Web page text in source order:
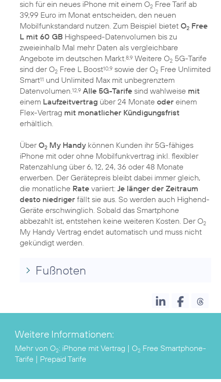
sich für ein neues iPhone mit einem O2 Free Tarif ab
39,99 Euro im Monat entscheiden, den neuen
Mobilfunkstandard nutzen. Zum Beispiel bietet O2 Free
L mit 60 GB Highspeed-Datenvolumen bis zu
zweieinhalb Mal mehr Daten als vergleichbare
Angebote im deutschen Markt. 8,9 Weitere O2 5G-Tarife
sind der O2 Free L Boost10,9 sowie der O2 Free Unlimited
Smart11 und Unlimited Max mit unbegrenztem
Datenvolumen. 12,9 Alle 5G-Tarife sind wahlweise mit
einem Laufzeitvertrag über 24 Monate oder einem
Flex-Vertrag mit monatlicher Kündigungsfrist
erhältlich.
ÜberO2 My Handy können Kunden ihr 5G-fähiges
iPhone mit oder ohne Mobilfunkvertrag inkl. flexibler
Ratenzahlung über 6, 12, 24, 36 oder 48 Monate
erwerben. Der Gerätepreis bleibt dabei immer gleich,
die monatliche Rate variiert: Je länger der Zeitraum
desto niedriger fällt sie aus. So werden auch Highend-
Geräte erschwinglich. Sobald das Smartphone
abbezahlt ist, entstehen keine weiteren Kosten. Der O2
My Handy Vertrag endet automatisch und muss nicht
gekündigt werden.
Fußnoten
Weitere Informationen:
Mehr von O2: iPhone mit Vertrag | O2 Free Smartphone-
Tarife | Prepaid Tarife